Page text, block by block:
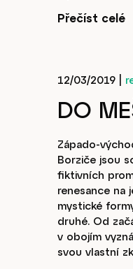
Přečíst celé
12/03/2019
DO
Západo-
Borziče jsou
fiktivních
renesance na
mystické
druhé. Od
v obojím
svou vlastní